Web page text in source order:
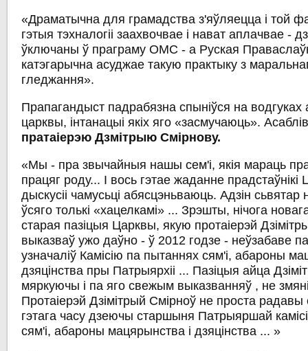
«Драматычна для грамадства з'яўляецца і той
гэтыя тэхналогіі заахвочвае і нават аплачвае -
ўключаны ў праграму ОМС - а Руская
катэгарычна асуджае такую ​​практыку з
гледжання».
Прапагандыст падрабязна спыніўся на
царквы, інтанацыі якіх яго «засмучаюць».
пратаіерэю Дзмітрыю Смірнову.
«Мы - пра звычайныя нашы сем'і, якія мараць
працяг роду... І вось гэтае жаданне
дыскусіі чамусьці абясцэньваюць. Адзін сьвятар
ўсяго толькі «хацелкамі» ... Зрэшты, нічога
старая пазіцыя Царквы, якую протаіерэй
выказваў ужо даўно - ў 2012 годзе - неўзабаве
узначаліў Камісію па пытаннях сям'і, абароны
дзяцінства пры Патрыярхіі ... Пазіцыя айца
мяркуючы і па яго свежым выказванняў , не
Протаіерэй Дзімітрый Смірноў не проста радавы
гэтага часу дзеючы старшыня Патрыяршай
сям'і, абароны мацярынства і дзяцінства ... »